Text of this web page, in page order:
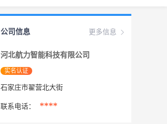
更多信息
公司信息
河北航力智能科技有限公司
实名认证
石家庄市翟营北大街
联系电话： ****